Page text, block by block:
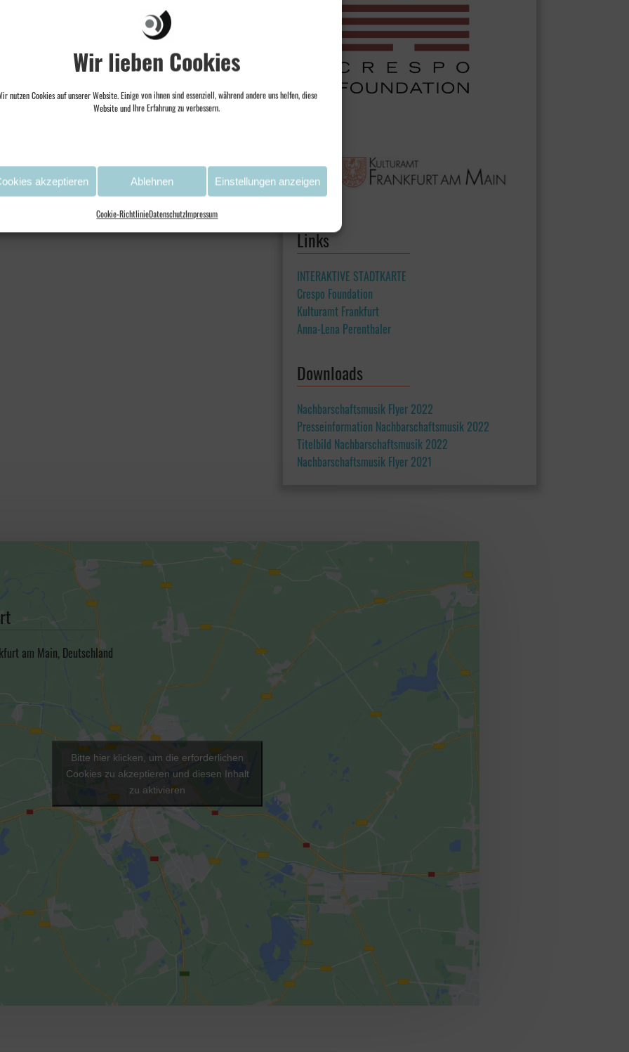
Wir lieben Cookies
nutzen Cookies auf unserer Website. Einige von ihnen sind essenziell, während andere uns helfen, diese
Website und Ihre Erfahrung zu verbessern.
akzeptieren Ablehnen Einstellungen anzeigen
Cookie-RichtlinieDatenschutzImpressum
Links
INTERAKTIVE STADTKARTE
Crespo Foundation
Kulturamt Frankfurt
Anna-Lena Perenthaler
Downloads
Nachbarschaftsmusik Flyer 2022
Presseinformation Nachbarschaftsmusik 2022
Titelbild Nachbarschaftsmusik 2022
Nachbarschaftsmusik Flyer 2021
am Main, Deutschland
Bitte hier klicken, um die erforderlichen
Cookies zu akzeptieren und diesen Inhalt
zu aktivieren